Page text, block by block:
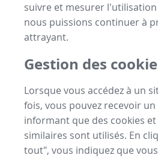
suivre et mesurer
nous puissions continuer à
attrayant.
Gestion des
Lorsque vous accédez à un
fois, vous pouvez recevoir un
informant que des cookies
similaires sont utilisés. En
tout", vous indiquez que